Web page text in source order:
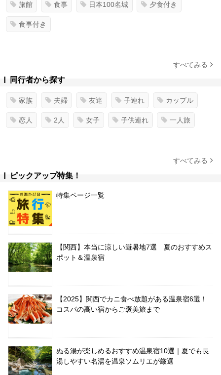
旅館 食事 日本100名城 夕食付き
食事付き
すべてみる
同行者から探す
家族 夫婦 友達 子連れ カップル
恋人 2人 女子 子供連れ 一人旅
すべてみる
ピックアップ特集！
特集ページ一覧
【関西】本当に涼しい避暑地7選 夏のおすすめス
ポット＆温泉宿
【2025】関西でカニ食べ放題がある温泉宿6選！
コスパの高い宿からご褒美旅まで
ぬる湯が楽しめるおすすめ温泉宿10選｜夏でも長
湯しやすい名湯を温泉ソムリエが厳選